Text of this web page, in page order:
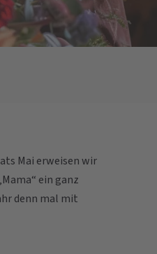
Mai erweisen wir
ein ganz
denn mal mit